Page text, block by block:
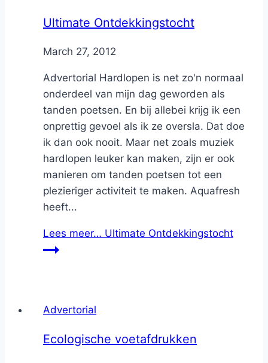
Ultimate Ontdekkingstocht
ByNicole
March 27, 2012
Advertorial Hardlopen is net zo'n normaal
onderdeel van mijn dag geworden als
tanden poetsen. En bij allebei krijg ik een
onprettig gevoel als ik ze oversla. Dat doe
ik dan ook nooit. Maar net zoals muziek
hardlopen leuker kan maken, zijn er ook
manieren om tanden poetsen tot een
plezieriger activiteit te maken. Aquafresh
heeft...
Lees meer… Ultimate Ontdekkingstocht
Advertorial
Ecologische voetafdrukken